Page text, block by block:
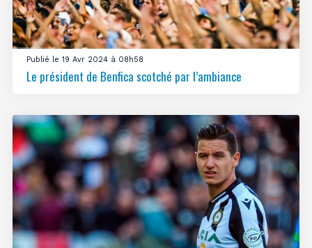
Publié le 19 Avr 2024 à 08h58
Le président de Benfica scotché par l’ambiance